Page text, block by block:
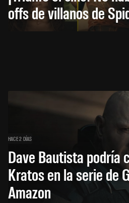
offs de villanos de
HACE 2 DÍAS
Dave Bautista podría
Kratos en la serie de
Amazon